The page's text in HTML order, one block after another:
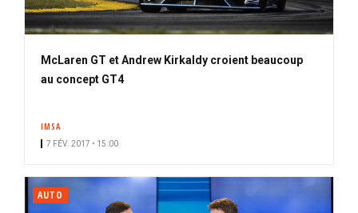
McLaren GT et Andrew Kirkaldy croient beaucoup
au concept GT4
IMSA
7 FÉV. 2017 • 15:00
AUTO